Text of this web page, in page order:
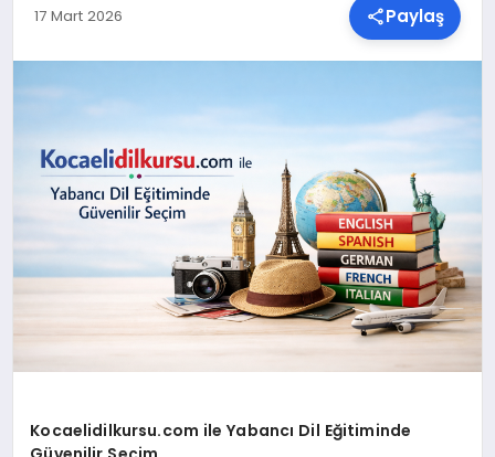
SIYASET
YAŞAM
17 Mart 2026 Paylaş
Kocaelidilkursu.com ile Yabancı Dil Eğitiminde